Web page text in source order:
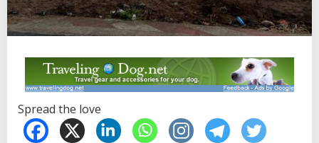
Spread the love